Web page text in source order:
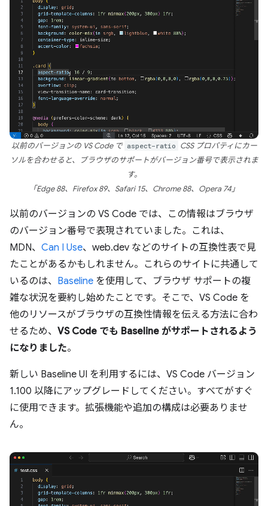
以前のバージョンの VS Code で aspect-ratio CSS プロパティにカー
ソルを合わせると、ブラウザのサポートがバージョン番号で表示されま
す。
「Edge 88、Firefox 89、Safari 15、Chrome 88、Opera 74」
以前のバージョンの VS Code では、この情報はブラウザ
のバージョン番号で表現されていました。これは、
MDN、 Can I Use、web.dev などのサイトの互換性表で見
たことがあるかもしれません。これらのサイトに共通して
いるのは、 Baseline を使用して、ブラウザ サポートの複
雑な状況を要約し始めたことです。そこで、VS Code を
他のリソースがブラウザの互換性情報を伝える方法に合わ
せるため、 VS Code でも Baseline がサポートされるよう
になりました。
新しい Baseline UI を利用するには、VS Code バージョン
1.100 以降にアップグレードしてください。すべてがすぐ
に使用できます。拡張機能や追加の構成は必要ありませ
ん。